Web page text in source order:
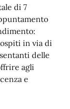
di 7
in via di
delle
agli
e